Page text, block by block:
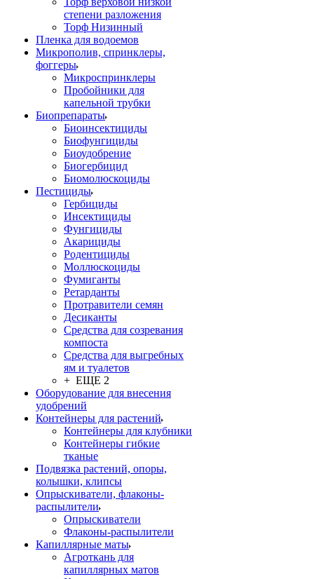
степени разложения
Торф Низинный
Пленка для водоемов
Микрополив, спринклеры,
фоггеры
Микроспринклеры
Пробойники для
капельной трубки
Биопрепараты
Биоинсектициды
Биофунгициды
Биоудобрение
Биогербицид
Биомолюскоциды
Пестициды
Гербициды
Инсектициды
Фунгициды
Акарициды
Родентициды
Моллюскоциды
Фумиганты
Ретарданты
Протравители семян
Десиканты
Средства для созревания
компоста
Средства для выгребных
ям и туалетов
+ ЕЩЕ 2
Оборудование для внесения
удобрений
Контейнеры для растений
Контейнеры для клубники
Контейнеры гибкие
тканые
Подвязка растений, опоры,
колышки, клипсы
Опрыскиватели, флаконы-
распылители
Опрыскиватели
Флаконы-распылители
Капиллярные маты
Агроткань для
капиллярных матов